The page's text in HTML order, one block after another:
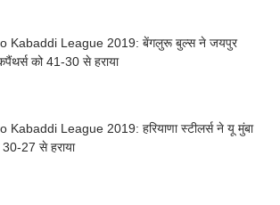
Kabaddi League 2019: बेंगलुरू बुल्स ने जयपुर
को 41-30 से हराया
Kabaddi League 2019: हरियाणा स्टीलर्स ने यू मुंबा
30-27 से हराया